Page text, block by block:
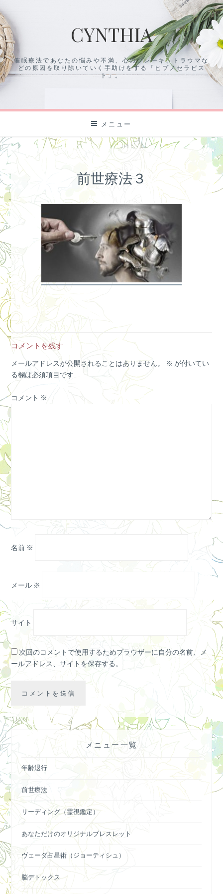
ン
テ
ン
ツ
に
ス
キ
プ
CYNTHIA
催眠療法であなたの悩みや不満、心のブレーキ、トラウマな
どの原因を取り除いていく手助けをする「ヒプノセラピス
ト」。
メニュー
前世療法３
コメントを残す
メールアドレスが公開されることはありません。 ※ が付いてい
る欄は必須項目です
コメント ※
名前 ※
メール ※
サイト
次回のコメントで使用するためブラウザーに自分の名前、メ
ールアドレス、サイトを保存する。
メニュー一覧
年齢退行
前世療法
リーディング（霊視鑑定）
あなただけのオリジナルブレスレット
ヴェーダ占星術（ジョーティシュ）
脳デトックス